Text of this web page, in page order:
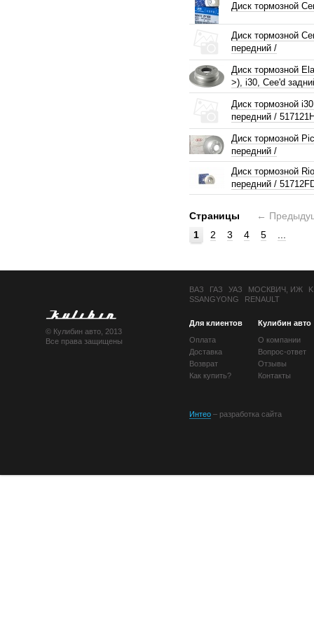
Диск тормозной
Диск тормозной
передний /
Диск тормозной
>), i30, Cee'd
Диск тормозной
передний /
Диск тормозной
передний /
Диск тормозной
передний /
Страницы ←
1
2 3 4 5
ВАЗ ГАЗ УАЗ МОСКВИЧ, ИЖ
SSANGYONG
RENAULT
Для клиентов
Кулибин авто
Оплата
Доставка
Возврат
Как купить?
О компании
Вопрос-ответ
Отзывы
Контакты
Интео – разработка сайта
© Кулибин авто, 2013
Все права защищены